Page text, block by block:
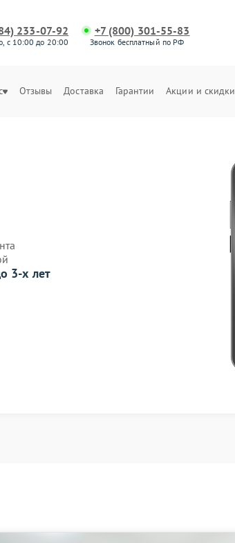
233-07-92
с 10:00 до 20:00
+7 (800) 301-55-83
Звонок бесплатный по РФ
Отзывы Доставка Гарантии Акции и скидки
3-х лет